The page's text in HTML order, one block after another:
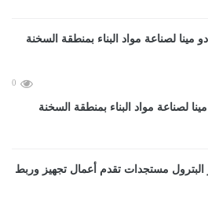
0
لصناعة مواد البناء بمنطقة السخنة